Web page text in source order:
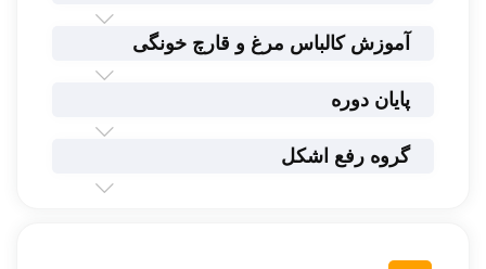
آموزش کالباس مرغ و قارچ خونگی
پایان دوره
گروه رفع اشکل